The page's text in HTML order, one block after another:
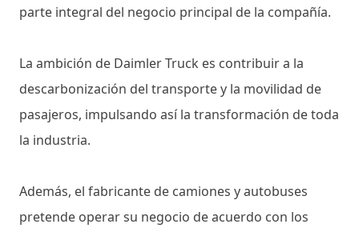
parte integral del negocio principal de la compañía.
La ambición de Daimler Truck es contribuir a la
descarbonización del transporte y la movilidad de
pasajeros, impulsando así la transformación de toda
la industria.
Además, el fabricante de camiones y autobuses
pretende operar su negocio de acuerdo con los